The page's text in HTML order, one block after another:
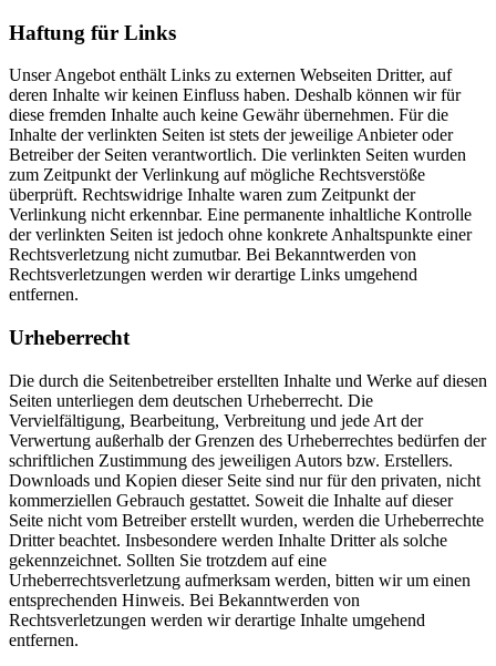
Haftung für Links
Unser Angebot enthält Links zu externen Webseiten Dritter, auf
deren Inhalte wir keinen Einfluss haben. Deshalb können wir für
diese fremden Inhalte auch keine Gewähr übernehmen. Für die
Inhalte der verlinkten Seiten ist stets der jeweilige Anbieter oder
Betreiber der Seiten verantwortlich. Die verlinkten Seiten wurden
zum Zeitpunkt der Verlinkung auf mögliche Rechtsverstöße
überprüft. Rechtswidrige Inhalte waren zum Zeitpunkt der
Verlinkung nicht erkennbar. Eine permanente inhaltliche Kontrolle
der verlinkten Seiten ist jedoch ohne konkrete Anhaltspunkte einer
Rechtsverletzung nicht zumutbar. Bei Bekanntwerden von
Rechtsverletzungen werden wir derartige Links umgehend
entfernen.
Urheberrecht
Die durch die Seitenbetreiber erstellten Inhalte und Werke auf diesen
Seiten unterliegen dem deutschen Urheberrecht. Die
Vervielfältigung, Bearbeitung, Verbreitung und jede Art der
Verwertung außerhalb der Grenzen des Urheberrechtes bedürfen der
schriftlichen Zustimmung des jeweiligen Autors bzw. Erstellers.
Downloads und Kopien dieser Seite sind nur für den privaten, nicht
kommerziellen Gebrauch gestattet. Soweit die Inhalte auf dieser
Seite nicht vom Betreiber erstellt wurden, werden die Urheberrechte
Dritter beachtet. Insbesondere werden Inhalte Dritter als solche
gekennzeichnet. Sollten Sie trotzdem auf eine
Urheberrechtsverletzung aufmerksam werden, bitten wir um einen
entsprechenden Hinweis. Bei Bekanntwerden von
Rechtsverletzungen werden wir derartige Inhalte umgehend
entfernen.